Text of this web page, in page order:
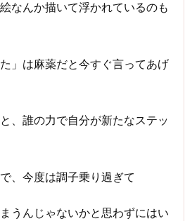
なんか描いて浮かれているのも
」は麻薬だと今すぐ言ってあげ
、誰の力で自分が新たなステッ
、今度は調子乗り過ぎて
うんじゃないかと思わずにはい